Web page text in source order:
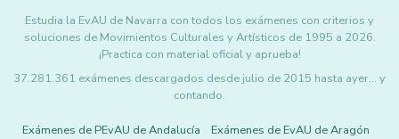
Estudia la EvAU de Navarra con todos los exámenes con criterios y
soluciones de Movimientos Culturales y Artísticos de 1995 a 2026.
¡Practica con material oficial y aprueba!
37.281.361 exámenes descargados desde julio de 2015 hasta ayer... y
contando.
Exámenes de PEvAU de Andalucía
Exámenes de EvAU de Aragón